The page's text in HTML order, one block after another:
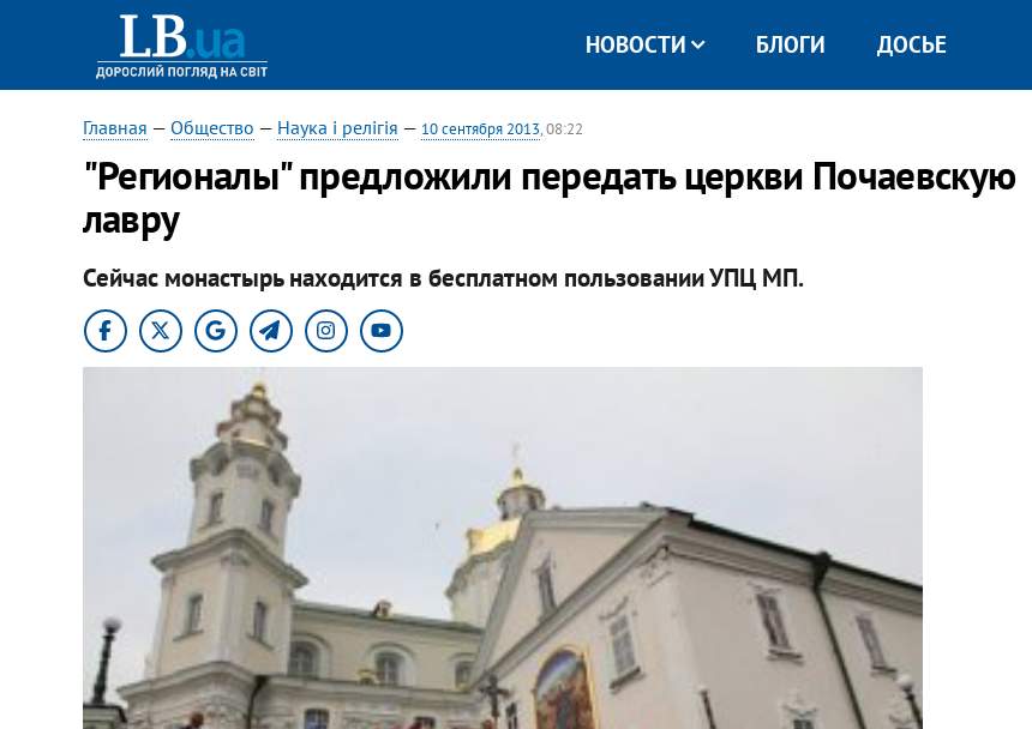
НОВОСТИ БЛОГИ ДОСЬЕ
Главная — Общество — Наука і релігія — 10 сентября 2013, 08:22
"Регионалы" предложили передать церкви Почаевскую
лавру
Сейчас монастырь находится в бесплатном пользовании УПЦ МП.